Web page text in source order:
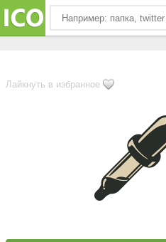
Лайкнуть в избранное